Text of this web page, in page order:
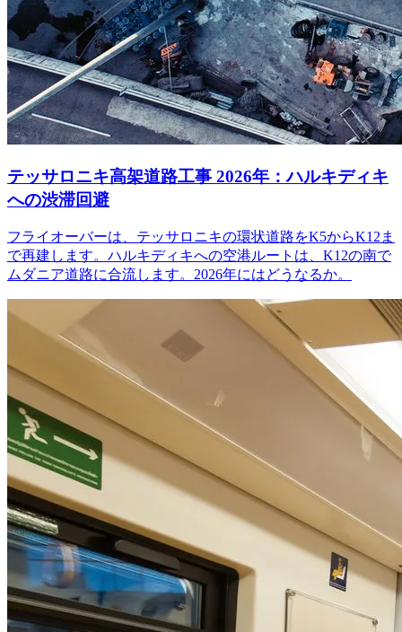
テッサロニキ高架道路工事 2026年：ハルキディキ
への渋滞回避
フライオーバーは、テッサロニキの環状道路をK5からK12ま
で再建します。ハルキディキへの空港ルートは、K12の南で
ムダニア道路に合流します。2026年にはどうなるか。